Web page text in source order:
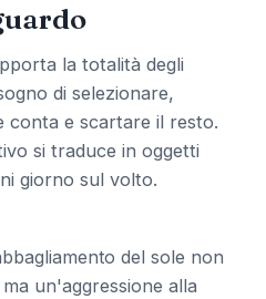
la totalità degli
di selezionare,
conta e scartare il resto.
si traduce in oggetti
giorno sul volto.
del sole non
un'aggressione alla